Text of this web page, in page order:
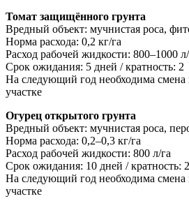
Томат защищённого грунта
Вредный объект: мучнистая роса,
Норма расхода: 0,2 кг/га
Расход рабочей жидкости: 800–1000
Срок ожидания: 5 дней / кратность: 2
На следующий год необходима смена
участке
Огурец открытого грунта
Вредный объект: мучнистая роса,
Норма расхода: 0,2–0,3 кг/га
Расход рабочей жидкости: 800 л/га
Срок ожидания: 10 дней / кратность: 2
На следующий год необходима смена
участке